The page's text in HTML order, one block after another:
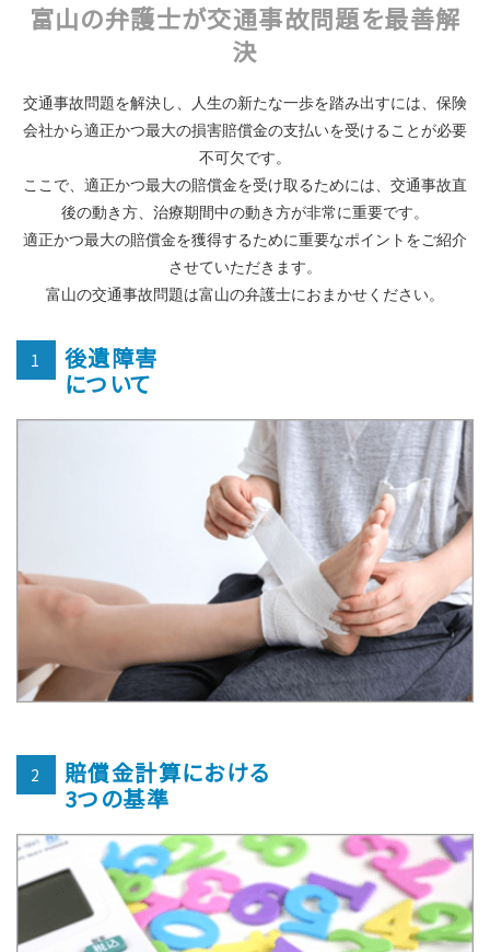
富山の弁護士が交通事故問題を最善解
決
交通事故問題を解決し、人生の新たな一歩を踏み出すには、保険
会社から適正かつ最大の損害賠償金の支払いを受けることが必要
不可欠です。
ここで、適正かつ最大の賠償金を受け取るためには、交通事故直
後の動き方、治療期間中の動き方が非常に重要です。
適正かつ最大の賠償金を獲得するために重要なポイントをご紹介
させていただきます。
富山の交通事故問題は富山の弁護士におまかせください。
1
後遺障害
について
2
賠償金計算における
3つの基準